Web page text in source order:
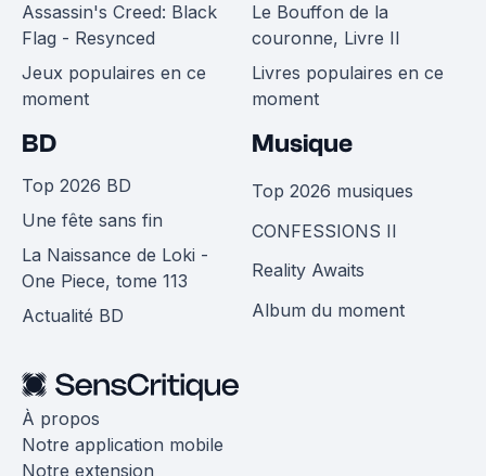
Assassin's Creed: Black
Flag - Resynced
Jeux populaires en ce
moment
Le Bouffon de la
couronne, Livre II
Livres populaires en ce
moment
BD
Top 2026 BD
Une fête sans fin
La Naissance de Loki -
One Piece, tome 113
Actualité BD
Musique
Top 2026 musiques
CONFESSIONS II
Reality Awaits
Album du moment
À propos
Notre application mobile
Notre extension